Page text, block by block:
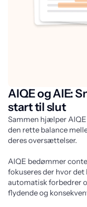
AIQE og AIE:
start til slut
Sammen hjælper
den rette balance
deres oversættelser.
AIQE bedømmer
fokuseres der hvor
automatisk forbedrer
flydende og